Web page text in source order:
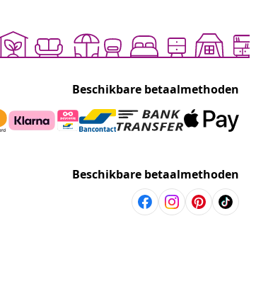
Beschikbare betaalmethoden
Beschikbare betaalmethoden